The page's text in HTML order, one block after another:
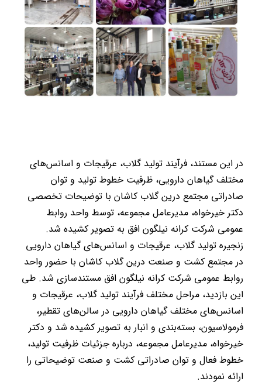
در این مستند، فرآیند تولید گلاب، عرقیجات و اسانس‌های
مختلف گیاهان دارویی، ظرفیت خطوط تولید و توان
صادراتی مجتمع درین گلاب کاشان با توضیحات تخصصی
دکتر خیرخواه، مدیرعامل مجموعه، توسط واحد روابط
عمومی شرکت کرانه نیلگون افق به تصویر کشیده شد.
زنجیره تولید گلاب، عرقیجات و اسانس‌های گیاهان دارویی
در مجتمع کشت و صنعت درین گلاب کاشان با حضور واحد
روابط عمومی شرکت کرانه نیلگون افق مستندسازی شد. طی
این بازدید، مراحل مختلف فرآیند تولید گلاب، عرقیجات و
اسانس‌های مختلف گیاهان دارویی در سالن‌های تقطیر،
فرمولاسیون، بسته‌بندی و انبار به تصویر کشیده شد و دکتر
خیرخواه، مدیرعامل مجموعه، درباره جزئیات ظرفیت تولید،
خطوط فعال و توان صادراتی کشت و صنعت توضیحاتی را
ارائه نمودند.